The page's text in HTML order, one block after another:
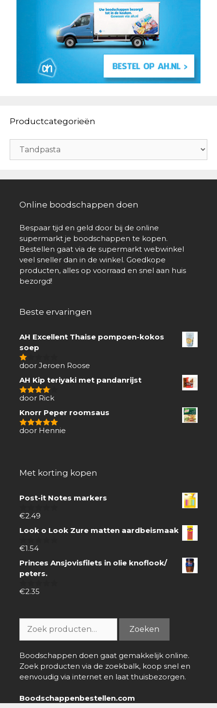
Productcategorieën
Online boodschappen doen
Bespaar tijd en geld door bij de online
supermarkt je boodschappen te kopen.
Bestellen gaat via de supermarkt webwinkel
veel sneller dan in de winkel. Goedkope
producten, alles op voorraad en snel aan huis
bezorgd!
Beste ervaringen
AH Excellent Thaise pompoen-kokos
soep
1
5
door Jeroen Roose
AH Kip teriyaki met pandanrijst
4van 5
door Rick
Knorr Peper roomsaus
5van 5
door Hennie
Met korting kopen
Post-it Notes markers
0
5
€2.49
Look o Look Zure matten aardbeismaak
0
5
€1.54
Princes Ansjovisfilets in olie knoflook/
peters.
0
€2.35
naar:
Zoeken
Boodschappen doen gaat gemakkelijk online.
Zoek producten via de zoekbalk, koop snel en
eenvoudig via internet en laat thuisbezorgen.
Boodschappenbestellen.com